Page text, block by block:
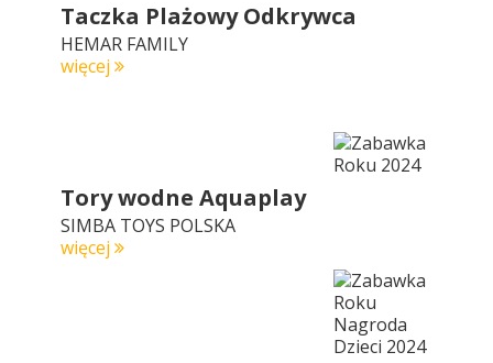
Taczka Plażowy Odkrywca
HEMAR FAMILY
więcej
Tory wodne Aquaplay
SIMBA TOYS POLSKA
więcej